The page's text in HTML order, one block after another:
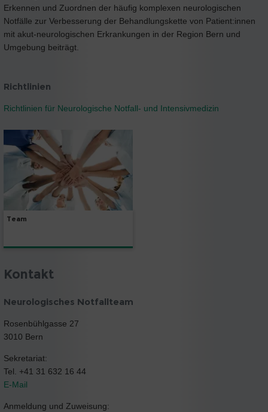
Erkennen und Zuordnen der häufig komplexen neurologischen
Notfälle zur Verbesserung der Behandlungskette von Patient:innen
mit akut-neurologischen Erkrankungen in der Region Bern und
Umgebung beiträgt.
Richtlinien
Richtlinien für Neurologische Notfall- und Intensivmedizin
Team
Kontakt
Neurologisches Notfallteam
Rosenbühlgasse 27
3010 Bern
Sekretariat:
Tel. +41 31 632 16 44
E-Mail
Anmeldung und Zuweisung: